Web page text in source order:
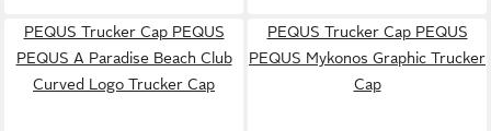
PEQUS Trucker Cap PEQUS
PEQUS A Paradise Beach Club
Curved Logo Trucker Cap
PEQUS Trucker Cap PEQUS
PEQUS Mykonos Graphic Trucker
Cap